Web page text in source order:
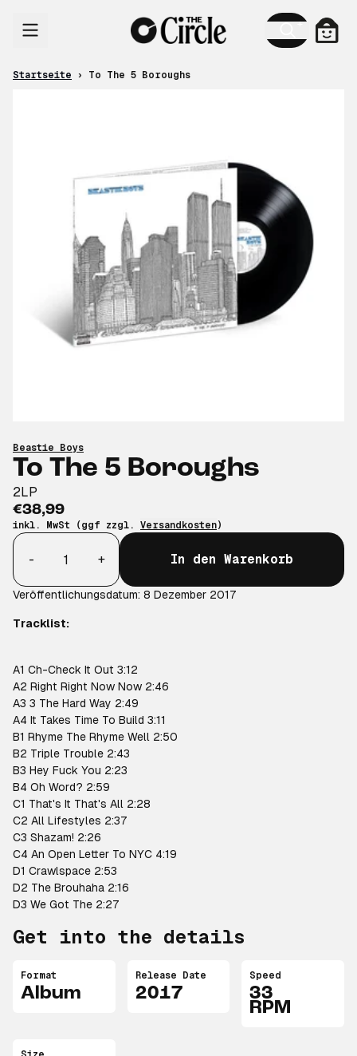
Startseite › To The 5 Boroughs
Beastie Boys
To The 5 Boroughs
2LP
€38,99
inkl. MwSt (ggf zzgl. Versandkosten)
Anzahl
-
+ In den Warenkorb
Veröffentlichungsdatum: 8 Dezember 2017
Tracklist:
A1 Ch-Check It Out 3:12
A2 Right Right Now Now 2:46
A3 3 The Hard Way 2:49
A4 It Takes Time To Build 3:11
B1 Rhyme The Rhyme Well 2:50
B2 Triple Trouble 2:43
B3 Hey Fuck You 2:23
B4 Oh Word? 2:59
C1 That's It That's All 2:28
C2 All Lifestyles 2:37
C3 Shazam! 2:26
C4 An Open Letter To NYC 4:19
D1 Crawlspace 2:53
D2 The Brouhaha 2:16
D3 We Got The 2:27
Get into the details
Format
Album
Release Date
2017
Speed
33
RPM